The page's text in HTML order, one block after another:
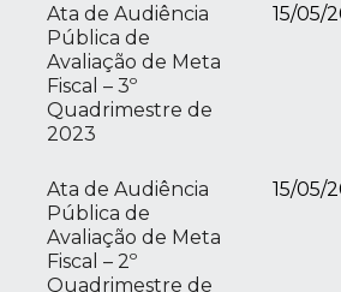
Ata de Audiência
Pública de
Avaliação de Meta
Fiscal – 3º
Quadrimestre de
2023
15/05/
Ata de Audiência
Pública de
Avaliação de Meta
Fiscal – 2º
Quadrimestre de
15/05/